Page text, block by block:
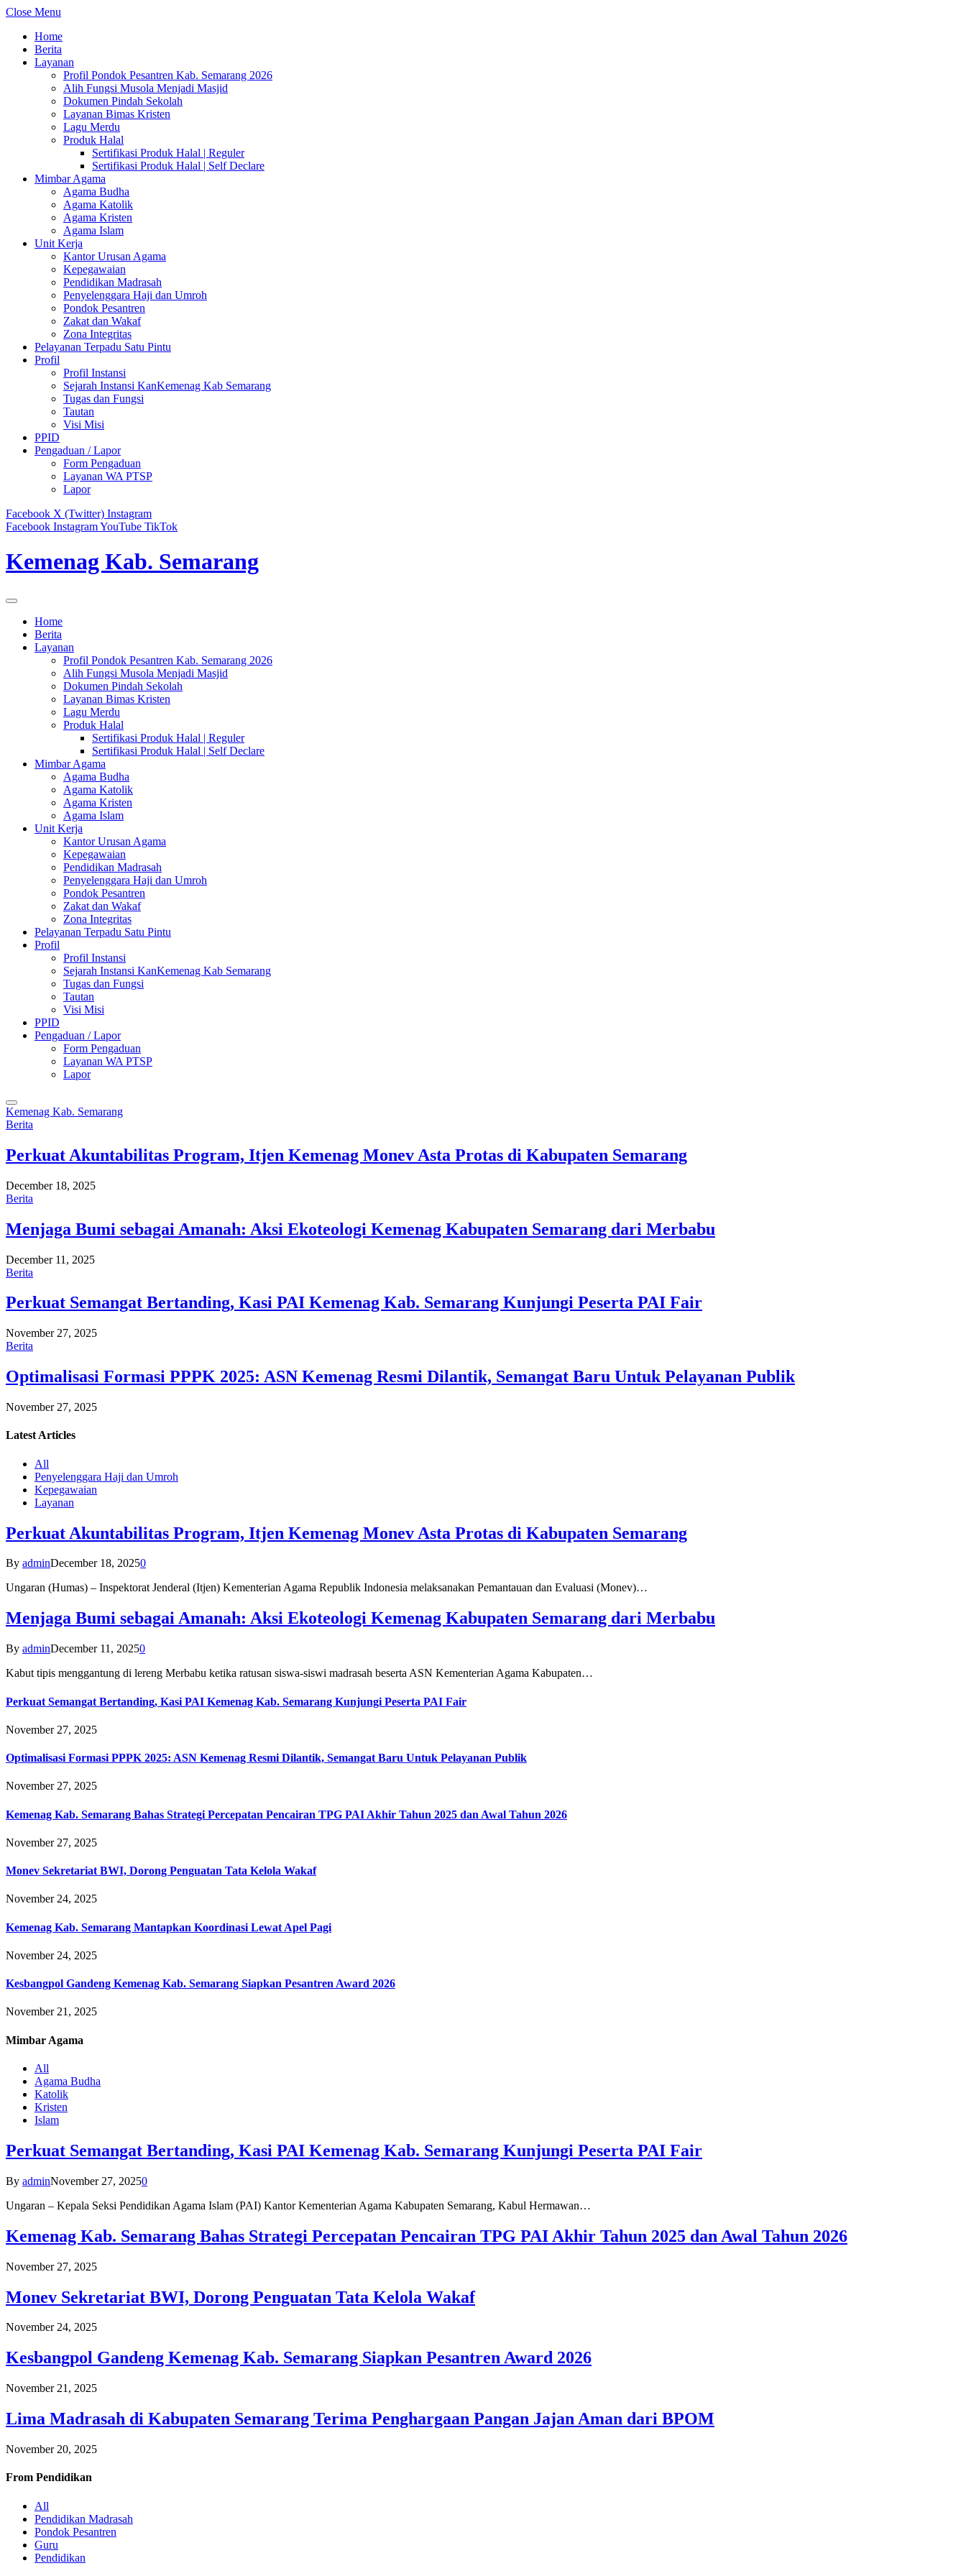
Close Menu
Home
Berita
Layanan
Profil Pondok Pesantren Kab. Semarang 2026
Alih Fungsi Musola Menjadi Masjid
Dokumen Pindah Sekolah
Layanan Bimas Kristen
Lagu Merdu
Produk Halal
Sertifikasi Produk Halal | Reguler
Sertifikasi Produk Halal | Self Declare
Mimbar Agama
Agama Budha
Agama Katolik
Agama Kristen
Agama Islam
Unit Kerja
Kantor Urusan Agama
Kepegawaian
Pendidikan Madrasah
Penyelenggara Haji dan Umroh
Pondok Pesantren
Zakat dan Wakaf
Zona Integritas
Pelayanan Terpadu Satu Pintu
Profil
Profil Instansi
Sejarah Instansi KanKemenag Kab Semarang
Tugas dan Fungsi
Tautan
Visi Misi
PPID
Pengaduan / Lapor
Form Pengaduan
Layanan WA PTSP
Lapor
Facebook X (Twitter) Instagram
Facebook InstagramYouTube TikTok
Kemenag Kab. Semarang
Home
Berita
Layanan
Profil Pondok Pesantren Kab. Semarang 2026
Alih Fungsi Musola Menjadi Masjid
Dokumen Pindah Sekolah
Layanan Bimas Kristen
Lagu Merdu
Produk Halal
Sertifikasi Produk Halal | Reguler
Sertifikasi Produk Halal | Self Declare
Mimbar Agama
Agama Budha
Agama Katolik
Agama Kristen
Agama Islam
Unit Kerja
Kantor Urusan Agama
Kepegawaian
Pendidikan Madrasah
Penyelenggara Haji dan Umroh
Pondok Pesantren
Zakat dan Wakaf
Zona Integritas
Pelayanan Terpadu Satu Pintu
Profil
Profil Instansi
Sejarah Instansi KanKemenag Kab Semarang
Tugas dan Fungsi
Tautan
Visi Misi
PPID
Pengaduan / Lapor
Form Pengaduan
Layanan WA PTSP
Lapor
Kemenag Kab. Semarang
Berita
Perkuat Akuntabilitas Program, Itjen Kemenag Monev Asta Protas di Kabupaten Semarang
December 18, 2025
Berita
Menjaga Bumi sebagai Amanah: Aksi Ekoteologi Kemenag Kabupaten Semarang dari Merbabu
December 11, 2025
Berita
Perkuat Semangat Bertanding, Kasi PAI Kemenag Kab. Semarang Kunjungi Peserta PAI Fair
November 27, 2025
Berita
Optimalisasi Formasi PPPK 2025: ASN Kemenag Resmi Dilantik, Semangat Baru Untuk Pelayanan Publik
November 27, 2025
Latest Articles
All
Penyelenggara Haji dan Umroh
Kepegawaian
Layanan
Perkuat Akuntabilitas Program, Itjen Kemenag Monev Asta Protas di Kabupaten Semarang
By adminDecember 18, 20250
Ungaran (Humas) – Inspektorat Jenderal (Itjen) Kementerian Agama Republik Indonesia melaksanakan Pemantauan dan Evaluasi (Monev)…
Menjaga Bumi sebagai Amanah: Aksi Ekoteologi Kemenag Kabupaten Semarang dari Merbabu
By adminDecember 11, 20250
Kabut tipis menggantung di lereng Merbabu ketika ratusan siswa-siswi madrasah beserta ASN Kementerian Agama Kabupaten…
Perkuat Semangat Bertanding, Kasi PAI Kemenag Kab. Semarang Kunjungi Peserta PAI Fair
November 27, 2025
Optimalisasi Formasi PPPK 2025: ASN Kemenag Resmi Dilantik, Semangat Baru Untuk Pelayanan Publik
November 27, 2025
Kemenag Kab. Semarang Bahas Strategi Percepatan Pencairan TPG PAI Akhir Tahun 2025 dan Awal Tahun 2026
November 27, 2025
Monev Sekretariat BWI, Dorong Penguatan Tata Kelola Wakaf
November 24, 2025
Kemenag Kab. Semarang Mantapkan Koordinasi Lewat Apel Pagi
November 24, 2025
Kesbangpol Gandeng Kemenag Kab. Semarang Siapkan Pesantren Award 2026
November 21, 2025
Mimbar Agama
All
Agama Budha
Katolik
Kristen
Islam
Perkuat Semangat Bertanding, Kasi PAI Kemenag Kab. Semarang Kunjungi Peserta PAI Fair
By adminNovember 27, 20250
Ungaran – Kepala Seksi Pendidikan Agama Islam (PAI) Kantor Kementerian Agama Kabupaten Semarang, Kabul Hermawan…
Kemenag Kab. Semarang Bahas Strategi Percepatan Pencairan TPG PAI Akhir Tahun 2025 dan Awal Tahun 2026
November 27, 2025
Monev Sekretariat BWI, Dorong Penguatan Tata Kelola Wakaf
November 24, 2025
Kesbangpol Gandeng Kemenag Kab. Semarang Siapkan Pesantren Award 2026
November 21, 2025
Lima Madrasah di Kabupaten Semarang Terima Penghargaan Pangan Jajan Aman dari BPOM
November 20, 2025
From Pendidikan
All
Pendidikan Madrasah
Pondok Pesantren
Guru
Pendidikan